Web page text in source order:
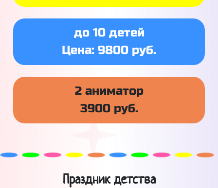
до 10 детей
Цена: 9800 руб.
2 аниматор
3900 руб.
Праздник детства